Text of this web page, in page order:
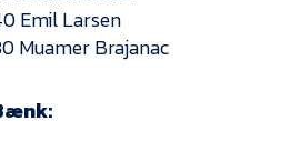
Emil Larsen
Muamer Brajanac